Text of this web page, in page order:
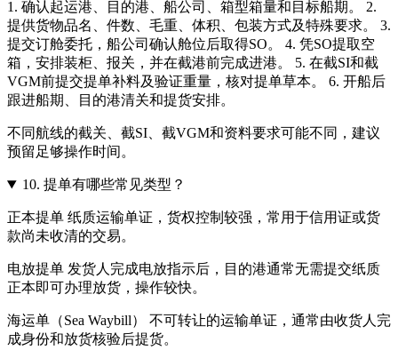
1. 确认起运港、目的港、船公司、箱型箱量和目标船期。 2.
提供货物品名、件数、毛重、体积、包装方式及特殊要求。 3.
提交订舱委托，船公司确认舱位后取得SO。 4. 凭SO提取空
箱，安排装柜、报关，并在截港前完成进港。 5. 在截SI和截
VGM前提交提单补料及验证重量，核对提单草本。 6. 开船后
跟进船期、目的港清关和提货安排。
不同航线的截关、截SI、截VGM和资料要求可能不同，建议
预留足够操作时间。
10. 提单有哪些常见类型？
正本提单 纸质运输单证，货权控制较强，常用于信用证或货
款尚未收清的交易。
电放提单 发货人完成电放指示后，目的港通常无需提交纸质
正本即可办理放货，操作较快。
海运单（Sea Waybill） 不可转让的运输单证，通常由收货人完
成身份和放货核验后提货。